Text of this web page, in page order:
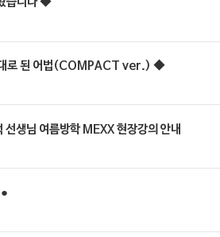
습니다 ◆
로 된 어법(COMPACT ver.) ◆
선생님 여름방학 MEXX 현장강의 안내